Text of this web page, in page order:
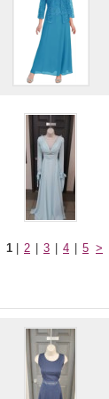
1 2 3 4 5 >